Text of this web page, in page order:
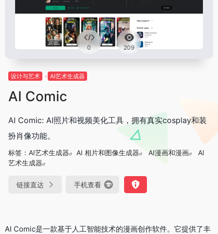
0 209
设计与艺术 AI艺术生成器
AI Comic
AI Comic: AI照片和视频美化工具，拥有真实cosplay和装
扮肖像功能。
标签： AI艺术生成器 AI 相片和图像生成器 AI漫画和漫画
AI
艺术生成器
链接直达 手机查看
AI Comic是一款基于人工智能技术的漫画创作软件。它提供了丰